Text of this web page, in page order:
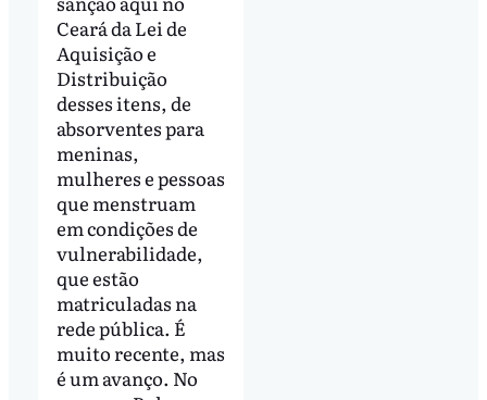
Ceará da Lei de
Aquisição e
Distribuição
desses itens, de
absorventes para
meninas,
mulheres e pessoas
que menstruam
em condições de
vulnerabilidade,
que estão
matriculadas na
rede pública. É
muito recente, mas
é um avanço. No